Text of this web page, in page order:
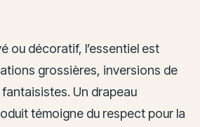
ou décoratif, l’essentiel est
grossières, inversions de
Un drapeau
témoigne du respect pour la